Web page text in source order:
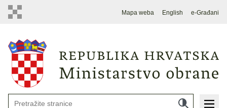
Mapa weba English e-Građani